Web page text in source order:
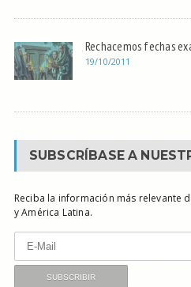
Rechacemos fechas
19/10/2011
SUBSCRÍBASE A
Reciba la información más relevante
y América Latina.